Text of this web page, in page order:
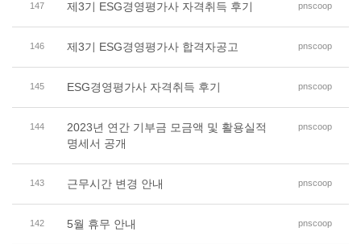
147 제3기 ESG경영평가사 자격취득 후기 pnscoop
146 제3기 ESG경영평가사 합격자공고 pnscoop
145 ESG경영평가사 자격취득 후기 pnscoop
144
2023년 연간 기부금 모금액 및 활용실적
명세서 공개
pnscoop
143 근무시간 변경 안내 pnscoop
142 5월 휴무 안내 pnscoop